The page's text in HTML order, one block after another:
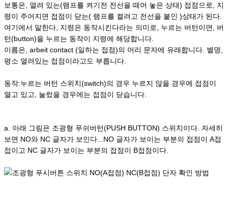
보통은, 열려 있는(램프를 켜기전 전선을 떼어 놓은 상태) 접점으로, 지
령이 주어지면 접점이 닫는( 램프를 켤려고 전선을 붙인 )상태가 된다.
여기에서 말한다, 지령은 동작시킨다라는 의미로, 누르는 버턴이면, 버
턴(button)을 누르는 동작이 지령에 해당합니다.
이름은, arbeit contact (일하는 접점)의 머리 문자에 유래합니다. 별명,
평소 열려있는 접점이라고도 부릅니다.
동작:누르는 버턴 스위치(switch)의 경우 누르지 않을 경우에 접점이
열고 있고, 눌렀을 경우에는 접점이 닫습니다.
a. 아래 그림은 조광형 푸쉬버턴(PUSH BUTTON) 스위치이다. 자세히
보면 NO와 NC 글자가 보인다...NO 글자가 보이는 부분의 접점이 A접
접이고 NC 글자가 보이는 부분의 접점이 B접점이다.